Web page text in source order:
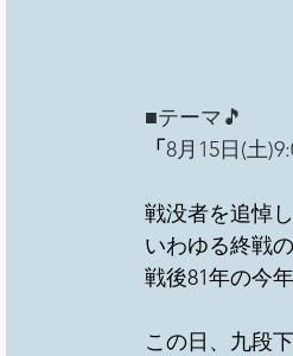
■テーマ🎵
「8月15日(土
戦没者を追悼
いわゆる終戦
戦後81年の今
この日、九段